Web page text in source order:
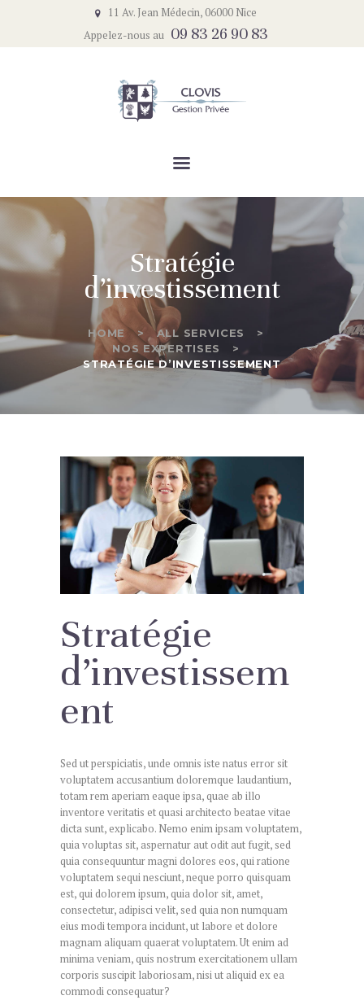
11 Av. Jean Médecin, 06000 Nice
Appelez-nous au 09 83 26 90 83
Stratégie
d’investissement
HOME
ALL SERVICES
NOS EXPERTISES
STRATÉGIE D’INVESTISSEMENT
Un service complet et de qualité
ACCUEIL
LE CABINET
NOTRE ACTUALITÉ
Stratégie
d’investissem
ent
Sed ut perspiciatis, unde omnis iste natus error sit
voluptatem accusantium doloremque laudantium,
totam rem aperiam eaque ipsa, quae ab illo
inventore veritatis et quasi architecto beatae vitae
dicta sunt, explicabo. Nemo enim ipsam voluptatem,
quia voluptas sit, aspernatur aut odit aut fugit, sed
quia consequuntur magni dolores eos, qui ratione
voluptatem sequi nesciunt, neque porro quisquam
est, qui dolorem ipsum, quia dolor sit, amet,
consectetur, adipisci velit, sed quia non numquam
eius modi tempora incidunt, ut labore et dolore
magnam aliquam quaerat voluptatem. Ut enim ad
minima veniam, quis nostrum exercitationem ullam
corporis suscipit laboriosam, nisi ut aliquid ex ea
commodi consequatur?